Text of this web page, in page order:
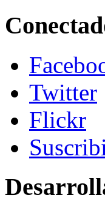
Twitter
Flickr